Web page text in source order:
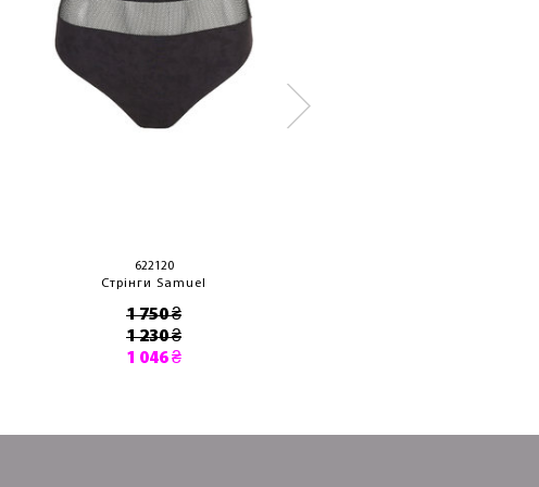
622120
Стрінги Samuel
1 750 ₴
1 230 ₴
1 046 ₴